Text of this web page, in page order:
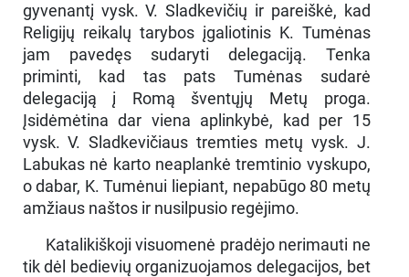
gyvenantį vysk. V. Sladkevičių ir pareiškė, kad
Religijų reikalų tarybos įgaliotinis K. Tumėnas
jam pavedęs sudaryti delegaciją. Tenka
priminti, kad tas pats Tumėnas sudarė
delegaciją į Romą šventųjų Metų proga.
Įsidėmėtina dar viena aplinkybė, kad per 15
vysk. V. Sladkevičiaus tremties metų vysk. J.
Labukas nė karto neaplankė tremtinio vyskupo,
o dabar, K. Tumėnui liepiant, nepabūgo 80 metų
amžiaus naštos ir nusilpusio regėjimo.
Katalikiškoji visuomenė pradėjo nerimauti ne
tik dėl bedievių organizuojamos delegacijos, bet